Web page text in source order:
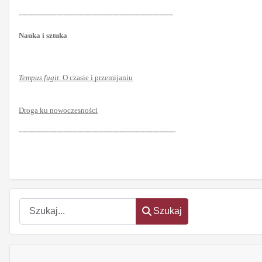
Szukaj
Szukaj
------------------------------------------------------------------
Nauka i sztuka
Tempus fugit . O czasie i przemijaniu
Droga ku nowoczesności
-------------------------------------------------------------------